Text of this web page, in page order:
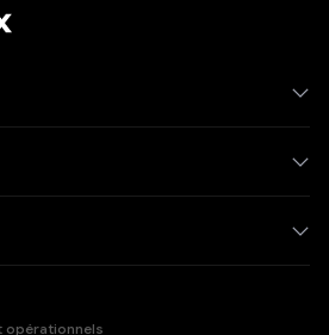
opérationnels